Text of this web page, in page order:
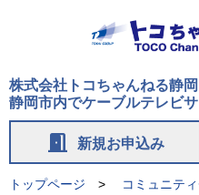
株式会社トコちゃんねる静
静岡市内でケーブルテレビ
door_open 新規お申込み
トップページ
コミュニテ